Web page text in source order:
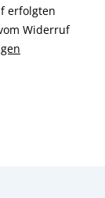
erfolgten
Widerruf